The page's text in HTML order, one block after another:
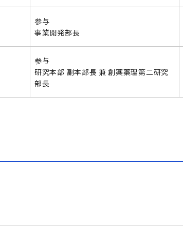
参与
事業開発部長
参与
研究本部 副本部長 兼 創薬薬理第二研究
部長